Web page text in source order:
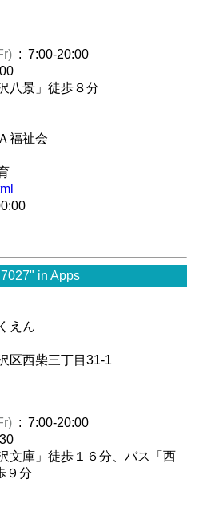
: 7:00-20:00
八景」徒歩８分
福祉会
in Apps
えん
区西柴三丁目31-1
: 7:00-20:00
文庫」徒歩１６分、バス「西
９分